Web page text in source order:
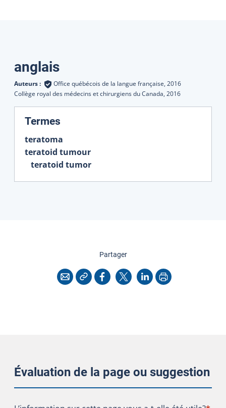
Traductions
anglais
Auteurs : Office québécois de la langue française, 2016
Collège royal des médecins et chirurgiens du Canada, 2016
Termes
teratoma
teratoid tumour
teratoid tumor
Partagercette page
CourrielCopier l'adresse
Facebook
X LinkedInImprimer
Évaluation de la page ou suggestion